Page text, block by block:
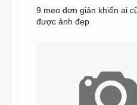
9 mẹo đơn giản khiến ai
được ảnh đẹp